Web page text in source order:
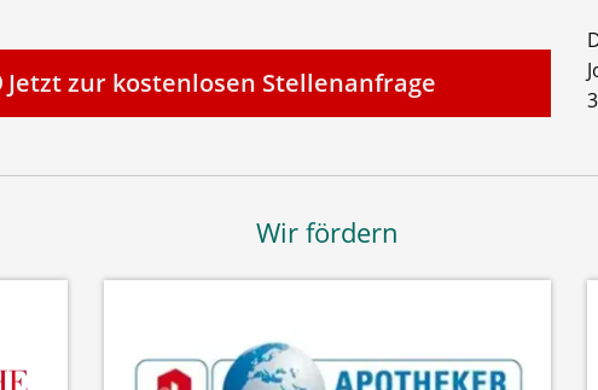
Jetzt zur kostenlosen Stellenanfrage
Wir fördern